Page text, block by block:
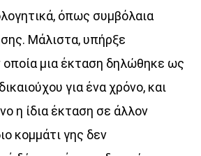
όπως συµβόλαια
Μάλιστα, υπήρξε
µια έκταση δηλώθηκε ως
για ένα χρόνο, και
η ίδια έκταση σε άλλον
κοµµάτι γης δεν